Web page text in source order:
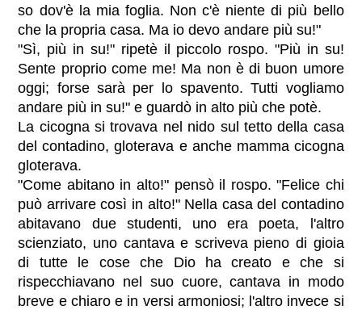
so dov'è la mia foglia. Non c'è niente di più bello
che la propria casa. Ma io devo andare più su!"
"Sì, più in su!" ripetè il piccolo rospo. "Più in su!
Sente proprio come me! Ma non è di buon umore
oggi; forse sarà per lo spavento. Tutti vogliamo
andare più in su!" e guardò in alto più che potè.
La cicogna si trovava nel nido sul tetto della casa
del contadino, gloterava e anche mamma cicogna
gloterava.
"Come abitano in alto!" pensò il rospo. "Felice chi
può arrivare così in alto!" Nella casa del contadino
abitavano due studenti, uno era poeta, l'altro
scienziato, uno cantava e scriveva pieno di gioia
di tutte le cose che Dio ha creato e che si
rispecchiavano nel suo cuore, cantava in modo
breve e chiaro e in versi armoniosi; l'altro invece si